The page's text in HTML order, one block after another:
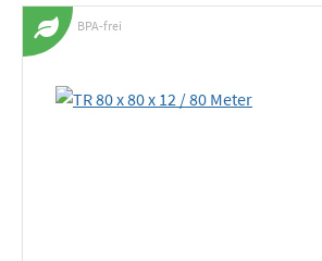
BPA-frei